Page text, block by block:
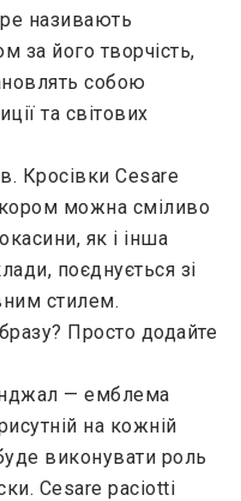
називають
за його творчість,
собою
та світових
Кросівки Cesare
можна сміливо
як і інша
поєднується зі
стилем.
Просто додайте
— емблема
на кожній
виконувати роль
Cesare paciotti